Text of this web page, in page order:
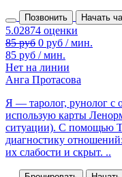
Позвонить Начать
85 руб 0 руб / мин.
85 руб / мин.
Нет на линии
Анга Протасова
Я — таролог, рунолог с
использую карты
ситуации). С помощью
диагностику
их слабости и скрыт. ..